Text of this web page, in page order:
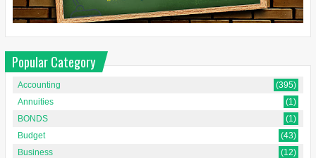
Popular Category
Accounting
(395)
Annuities
(1)
BONDS
(1)
Budget
(43)
Business
(12)